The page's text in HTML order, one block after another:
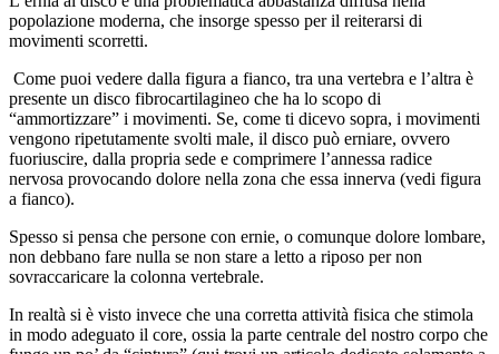
popolazione moderna, che insorge spesso per il reiterarsi di
movimenti scorretti.
Come puoi vedere dalla figura a fianco, tra una vertebra e l’altra è
presente un disco fibrocartilagineo che ha lo scopo di
“ammortizzare” i movimenti. Se, come ti dicevo sopra, i movimenti
vengono ripetutamente svolti male, il disco può erniare, ovvero
fuoriuscire, dalla propria sede e comprimere l’annessa radice
nervosa provocando dolore nella zona che essa innerva (vedi figura
a fianco).
Spesso si pensa che persone con ernie, o comunque dolore lombare,
non debbano fare nulla se non stare a letto a riposo per non
sovraccaricare la colonna vertebrale.
In realtà si è visto invece che una corretta attività fisica che stimola
in modo adeguato il core, ossia la parte centrale del nostro corpo che